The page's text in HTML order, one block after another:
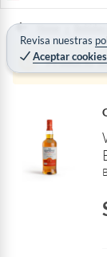
i
n
Revisa nuestras
Aceptar cookies
Home
Producto